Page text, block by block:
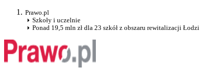
Prawo.pl
Szkoły i uczelnie
Ponad 19,5 mln zł dla 23 szkół z obszaru rewitalizacji Łodzi